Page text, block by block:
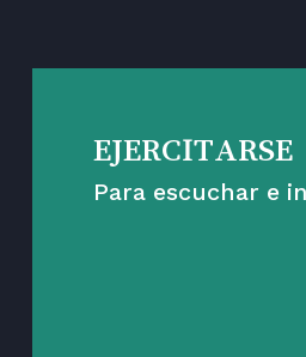
EJERCITARSE
Para escuchar e